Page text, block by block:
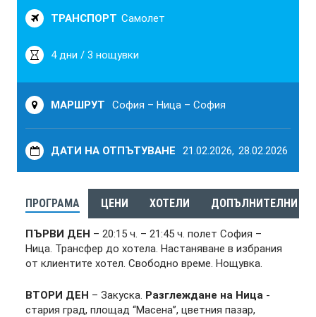
ТРАНСПОРТ Самолет
4 дни / 3 нощувки
МАРШРУТ София – Ница – София
ДАТИ НА ОТПЪТУВАНЕ 21.02.2026, 28.02.2026
ПРОГРАМА ЦЕНИ ХОТЕЛИ ДОПЪЛНИТЕЛНИ
ПЪРВИ ДЕН – 20:15 ч. – 21:45 ч. полет София –
Ница. Трансфер до хотела. Настаняване в избрания
от клиентите хотел. Свободно време. Нощувка.
ВТОРИ ДЕН – Закуска. Разглеждане на Ница -
стария град, площад “Масена”, цветния пазар,